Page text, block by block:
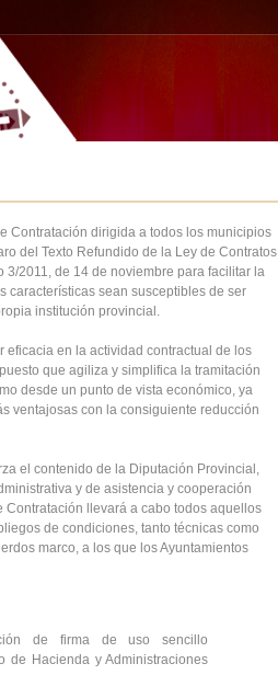
Contratación dirigida a todos los municipios
del Texto Refundido de la Ley de Contratos
2011, de 14 de noviembre para facilitar la
características sean susceptibles de ser
institución provincial.
eficacia en la actividad contractual de los
que agiliza y simplifica la tramitación
desde un punto de vista económico, ya
ventajosas con la consiguiente reducción
el contenido de la Diputación Provincial,
y de asistencia y cooperación
llevará a cabo todos aquellos
de condiciones, tanto técnicas como
marco, a los que los Ayuntamientos
de firma de uso sencillo
de Hacienda y Administraciones